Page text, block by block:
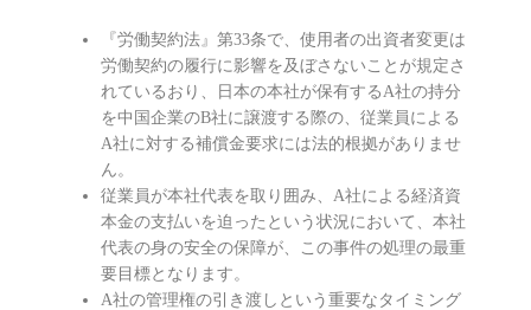
『労働契約法』第33条で、使用者の出資者変更は
労働契約の履行に影響を及ぼさないことが規定さ
れているおり、日本の本社が保有するA社の持分
を中国企業のB社に譲渡する際の、従業員による
A社に対する補償金要求には法的根拠がありませ
ん。
従業員が本社代表を取り囲み、A社による経済資
本金の支払いを迫ったという状況において、本社
代表の身の安全の保障が、この事件の処理の最重
要目標となります。
A社の管理権の引き渡しという重要なタイミング